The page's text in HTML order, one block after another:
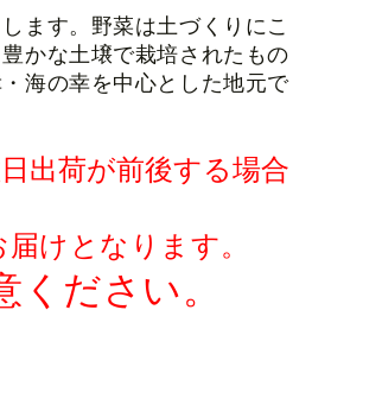
ます。野菜は土づくりにこ
かな土壌で栽培されたもの
海の幸を中心とした地元で
出荷が前後する場合
届けとなります。
ださい。